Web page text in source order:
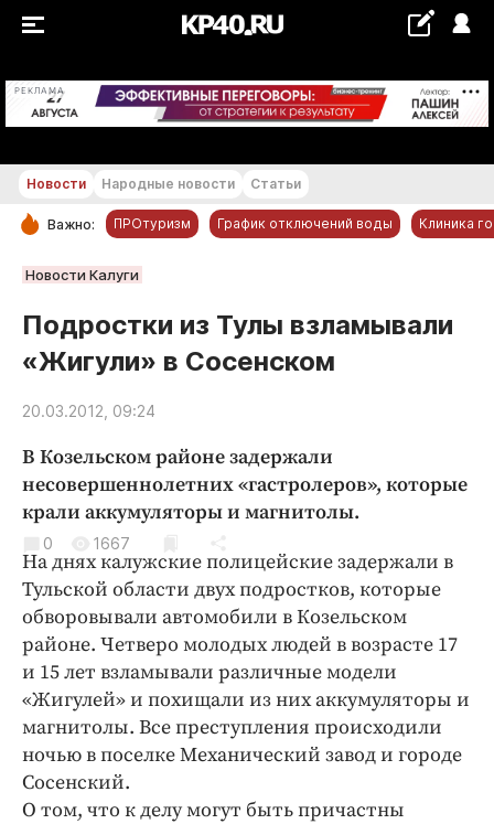
РЕКЛАМА +20...+21 °С
РУБРИКИ
Новости компаний
Статьи
Народные новости
Авто и транспорт
Благоустройство
Криминал
Культура
Недвижимость и ЖКХ
Образование
Общество
Погода
Праздники
Происшествия
Спорт
Экономика и бизнес
Новости Народные новости Статьи
Важно: ПРОтуризм График отключений воды Клиника
Новости Калуги
Подростки из Тулы взламывали
«Жигули» в Сосенском
20.03.2012, 09:24
В Козельском районе задержали
несовершеннолетних «гастролеров», которые
крали аккумуляторы и магнитолы.
0 1667
На днях калужские полицейские задержали в
Тульской области двух подростков, которые
обворовывали автомобили в Козельском
районе. Четверо молодых людей в возрасте 17
и 15 лет взламывали различные модели
«Жигулей» и похищали из них аккумуляторы и
магнитолы. Все преступления происходили
ночью в поселке Механический завод и городе
Сосенский.
О том, что к делу могут быть причастны